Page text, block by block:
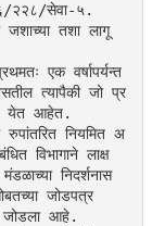
२२८/सेवा-५.
तशा लागू
एक वर्षापर्यन्त
त्यापैकी जो प्र
येत आहेत.
रुपांतरित नियमित अ
विभागाने लाक्ष
निदर्शनास
जोडपत्र
आहे.